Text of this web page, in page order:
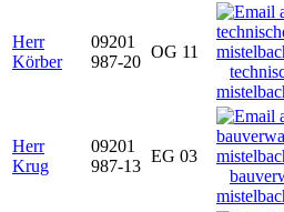
Herr
Körber
09201
987-20
OG 11
Herr
Krug
09201
987-13
EG 03